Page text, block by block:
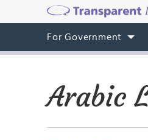
For Government
Arabic